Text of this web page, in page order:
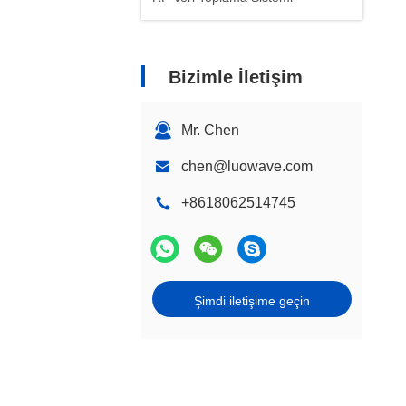
Bizimle İletişim
Mr. Chen
chen@luowave.com
+8618062514745
Şimdi iletişime geçin